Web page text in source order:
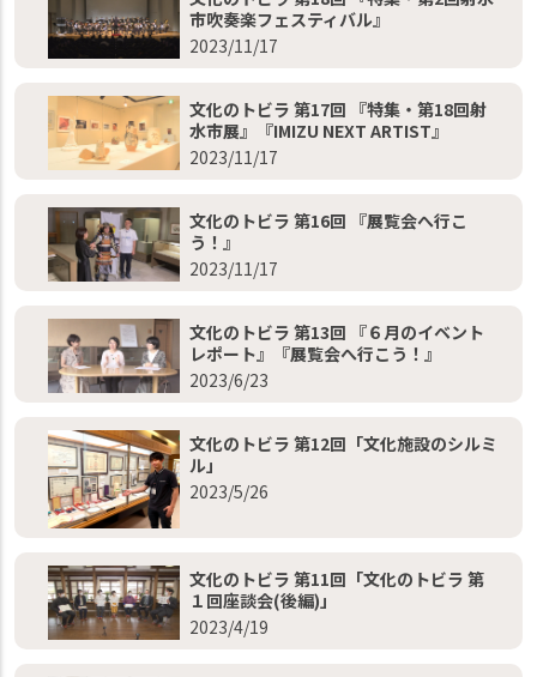
市吹奏楽フェスティバル』
2023/11/17
文化のトビラ 第17回 『特集・第18回射
水市展』『IMIZU NEXT ARTIST』
2023/11/17
文化のトビラ 第16回 『展覧会へ行こ
う！』
2023/11/17
文化のトビラ 第13回 『６月のイベント
レポート』『展覧会へ行こう！』
2023/6/23
文化のトビラ 第12回「文化施設のシルミ
ル」
2023/5/26
文化のトビラ 第11回「文化のトビラ 第
１回座談会(後編)」
2023/4/19